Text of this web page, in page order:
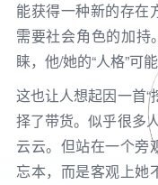
能获得一种新的存在
需要社会角色的加持
睐，他/她的“人格”可
这也让人想起因一首
择了带货。似乎很多
云云。但站在一个旁
忘本，而是客观上她